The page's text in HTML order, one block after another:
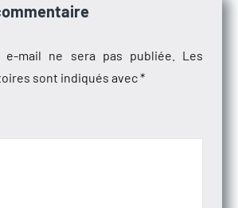
e-mail ne sera pas publiée.
Les
sont indiqués avec*